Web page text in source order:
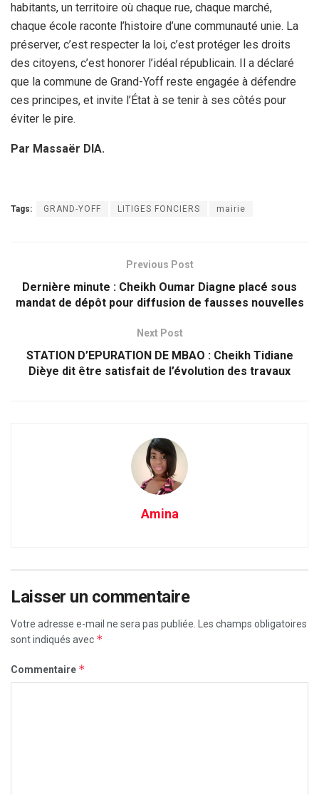
habitants, un territoire où chaque rue, chaque marché,
chaque école raconte l’histoire d’une communauté unie. La
préserver, c’est respecter la loi, c’est protéger les droits
des citoyens, c’est honorer l’idéal républicain. Il a déclaré
que la commune de Grand-Yoff reste engagée à défendre
ces principes, et invite l’État à se tenir à ses côtés pour
éviter le pire.
Par Massaër DIA.
Tags: GRAND-YOFF LITIGES FONCIERS mairie
Previous Post
Dernière minute : Cheikh Oumar Diagne placé sous
mandat de dépôt pour diffusion de fausses nouvelles
Next Post
STATION D’EPURATION DE MBAO : Cheikh Tidiane
Dièye dit être satisfait de l’évolution des travaux
Amina
Laisser un commentaire
Votre adresse e-mail ne sera pas publiée. Les champs obligatoires
sont indiqués avec *
Commentaire *